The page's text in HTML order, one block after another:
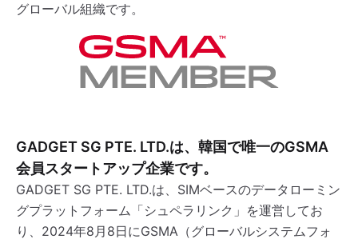
グローバル組織です。
GADGET SG PTE. LTD.は、韓国で唯一のGSMA
会員スタートアップ企業です。
GADGET SG PTE. LTD.は、SIMベースのデータローミン
グプラットフォーム「シュペラリンク」を運営してお
り、2024年8月8日にGSMA（グローバルシステムフォ